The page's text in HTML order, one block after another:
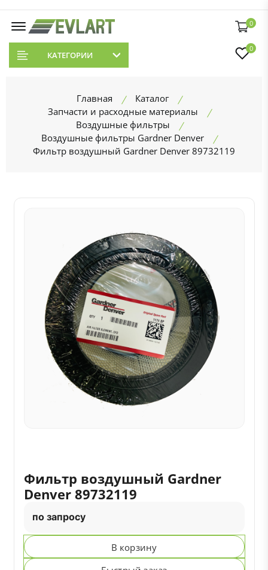
0
КАТЕГОРИИ
0
Главная
Каталог
Запчасти и расходные материалы
Воздушные фильтры
Воздушные фильтры Gardner Denver
Фильтр воздушный Gardner Denver 89732119
Фильтр воздушный Gardner
Denver 89732119
по запросу
В корзину